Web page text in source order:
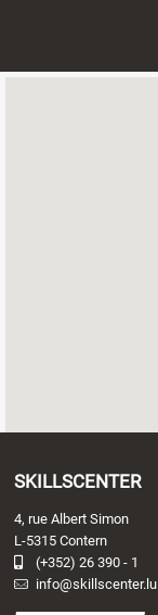
SKILLSCENTER
4, rue Albert Simon
L-5315 Contern
(+352) 26 390 - 1
info@skillscenter.lu